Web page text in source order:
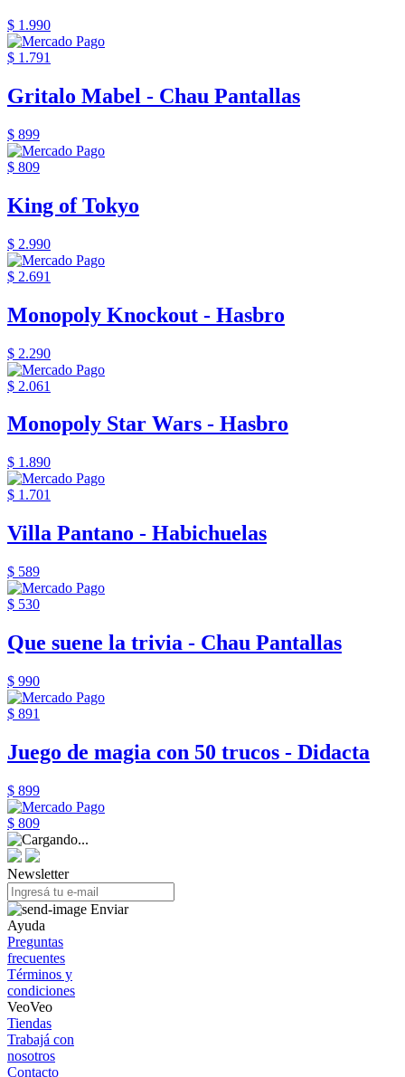
$ 1.990
$ 1.791
Gritalo Mabel - Chau Pantallas
$ 899
$ 809
King of Tokyo
$ 2.990
$ 2.691
Monopoly Knockout - Hasbro
$ 2.290
$ 2.061
Monopoly Star Wars - Hasbro
$ 1.890
$ 1.701
Villa Pantano - Habichuelas
$ 589
$ 530
Que suene la trivia - Chau Pantallas
$ 990
$ 891
Juego de magia con 50 trucos - Didacta
$ 899
$ 809
Newsletter
Enviar
Ayuda
Preguntas
frecuentes
Términos y
condiciones
VeoVeo
Tiendas
Trabajá con
nosotros
Contacto